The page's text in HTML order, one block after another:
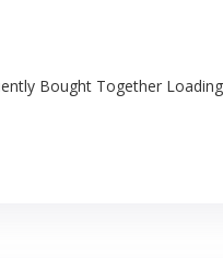
Bought Together